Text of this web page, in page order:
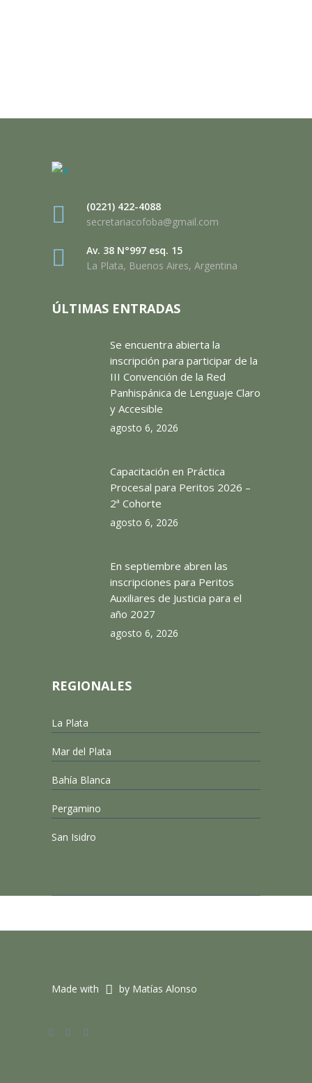
(0221) 422-4088
secretariacofoba@gmail.com
Av. 38 N°997 esq. 15
La Plata, Buenos Aires, Argentina
ÚLTIMAS ENTRADAS
Se encuentra abierta la
inscripción para participar de la
III Convención de la Red
Panhispánica de Lenguaje Claro
y Accesible
agosto 6, 2026
Capacitación en Práctica
Procesal para Peritos 2026 –
2ª Cohorte
agosto 6, 2026
En septiembre abren las
inscripciones para Peritos
Auxiliares de Justicia para el
año 2027
agosto 6, 2026
REGIONALES
La Plata
Mar del Plata
Bahía Blanca
Pergamino
San Isidro
Made with by Matías Alonso